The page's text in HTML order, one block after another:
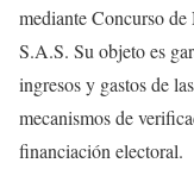
mediante Concurso
S.A.S. Su objeto es
ingresos y gastos de
mecanismos de
financiación electoral.